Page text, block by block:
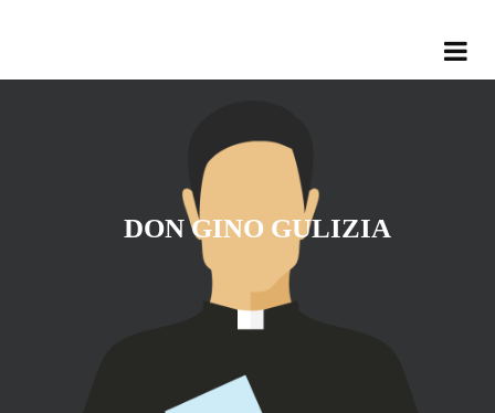
DON GINO GULIZIA